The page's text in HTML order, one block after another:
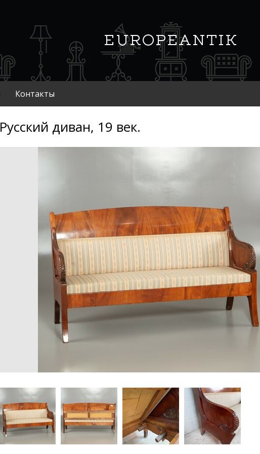
Контакты
Русский диван, 19 век.